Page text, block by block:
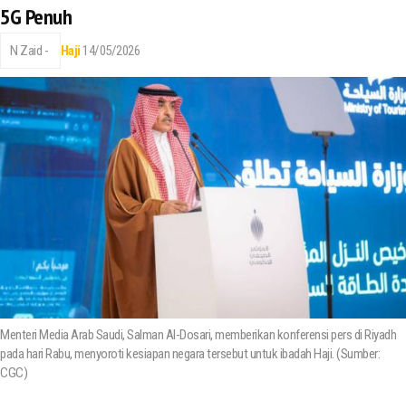
5G Penuh
N Zaid - Haji 14/05/2026
Menteri Media Arab Saudi, Salman Al-Dosari, memberikan konferensi pers di Riyadh
pada hari Rabu, menyoroti kesiapan negara tersebut untuk ibadah Haji. (Sumber:
CGC)